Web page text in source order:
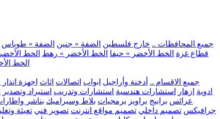
.. جميع المحافظات .. خارج فلسطين الضفة » جنين الضفة » طوباس
قطاع غزة الخط الأخضر » حيفا الخط الأخضر » رهط الخط
الخط
.. جميع الاقسام .. أدخنة وأراجيل ابواب اتصالات اثاث اجهزة
ادوية ازهار استشارات هندسية استشارات وتدريب استيراد وتصدير
عرائس برابيج براويز برمجيات بلاط وسيراميك بناشر
جرافيكس تصميم داخلي تصميم مواقع انترنت تصوير فني تعبئة